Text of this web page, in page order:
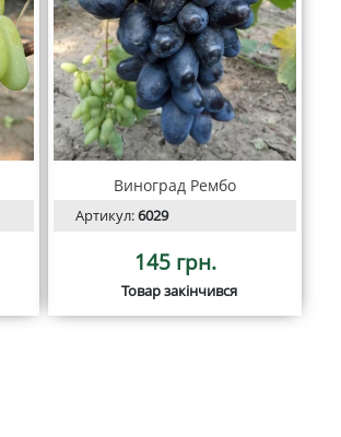
Виноград Рембо
Артикул:6029
145 грн.
Товар закінчився